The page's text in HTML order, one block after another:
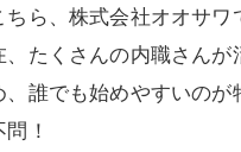
ら、株式会社オオサワ
たくさんの内職さんが
誰でも始めやすいのが
！